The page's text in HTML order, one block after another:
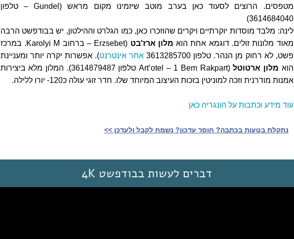
מטפסים. הרוצים לסעוד כאן בערב מוטב שיזמינו מקום מראש (Gundel – טלפון
3614684040)
לינה: מלבד מוסדות יוקרתיים ויקרים שהוזכרו כאן, כמו הגלרט וההילטון, יש בבודפשט הרבה
מאוד מלונות זולים. דוגמא אחת הוא מלון ארז'בט
(Erzsebet – ברחוב Karolyi M. במרכז
פשט, לא רחוק מן הנהר. טלפון 3613285700
אתר אינטרנט). אפשרות יקרה יותר ומעניינת
הוא מלון ארטוטל
(Art’otel – 1 Bem Rakpart טלפון 3614879487). המלון מלא ביצירות
אמנות מודרנית וזכה למוניטין בזכות העיצוב המיוחד שלו. חדר זוגי עולה כ120- יורו ללילה.
עוד מידע וכתבות על הונגריה כאן
נתקלת בטעות בכתבה? חוסר עדכון? נשמח לקבל ולעדכן >>‎
דברים לעשות בבודפשט 4K